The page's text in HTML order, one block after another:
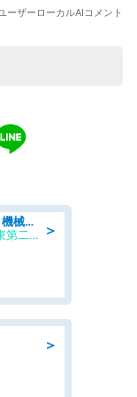
＞
建築用製品の仕込み・充填・検査・機械操作/寮完備/日払い/工場・製造
UTエージェント株式会社AGT南関東第二CU
＞